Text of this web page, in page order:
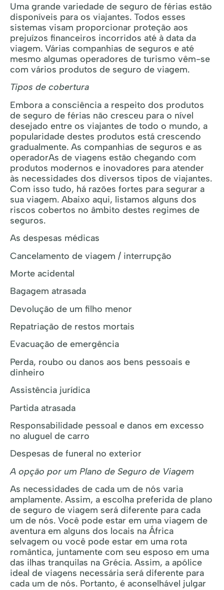
Uma grande variedade de seguro de férias estão
disponíveis para os viajantes. Todos esses
sistemas visam proporcionar proteção aos
prejuízos financeiros incorridos até à data da
viagem. Várias companhias de seguros e até
mesmo algumas operadores de turismo vêm-se
com vários produtos de seguro de viagem.
Tipos de cobertura
Embora a consciência a respeito dos produtos
de seguro de férias não cresceu para o nível
desejado entre os viajantes de todo o mundo, a
popularidade destes produtos está crescendo
gradualmente. As companhias de seguros e as
operadorAs de viagens estão chegando com
produtos modernos e inovadores para atender
às necessidades dos diversos tipos de viajantes.
Com isso tudo, há razões fortes para segurar a
sua viagem. Abaixo aqui, listamos alguns dos
riscos cobertos no âmbito destes regimes de
seguros.
As despesas médicas
Cancelamento de viagem / interrupção
Morte acidental
Bagagem atrasada
Devolução de um filho menor
Repatriação de restos mortais
Evacuação de emergência
Perda, roubo ou danos aos bens pessoais e
dinheiro
Assistência jurídica
Partida atrasada
Responsabilidade pessoal e danos em excesso
no aluguel de carro
Despesas de funeral no exterior
A opção por um Plano de Seguro de Viagem
As necessidades de cada um de nós varia
amplamente. Assim, a escolha preferida de plano
de seguro de viagem será diferente para cada
um de nós. Você pode estar em uma viagem de
aventura em alguns dos locais na África
selvagem ou você pode estar em uma rota
romântica, juntamente com seu esposo em uma
das ilhas tranquilas na Grécia. Assim, a apólice
ideal de viagens necessária será diferente para
cada um de nós. Portanto, é aconselhável julgar